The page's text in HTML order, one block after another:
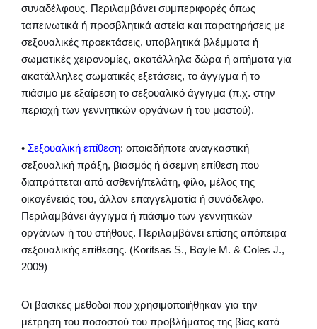
συναδέλφους. Περιλαμβάνει συμπεριφορές όπως
ταπεινωτικά ή προσβλητικά αστεία και παρατηρήσεις με
σεξουαλικές προεκτάσεις, υποβλητικά βλέμματα ή
σωματικές χειρονομίες, ακατάλληλα δώρα ή αιτήματα για
ακατάλληλες σωματικές εξετάσεις, το άγγιγμα ή το
πιάσιμο με εξαίρεση το σεξουαλικό άγγιγμα (π.χ. στην
περιοχή των γεννητικών οργάνων ή του μαστού).
• Σεξουαλική επίθεση: οποιαδήποτε αναγκαστική
σεξουαλική πράξη, βιασμός ή άσεμνη επίθεση που
διαπράττεται από ασθενή/πελάτη, φίλο, μέλος της
οικογένειάς του, άλλον επαγγελματία ή συνάδελφο.
Περιλαμβάνει άγγιγμα ή πιάσιμο των γεννητικών
οργάνων ή του στήθους. Περιλαμβάνει επίσης απόπειρα
σεξουαλικής επίθεσης. (Koritsas S., Boyle M. & Coles J.,
2009)
Οι βασικές μέθοδοι που χρησιμοποιήθηκαν για την
μέτρηση του ποσοστού του προβλήματος της βίας κατά